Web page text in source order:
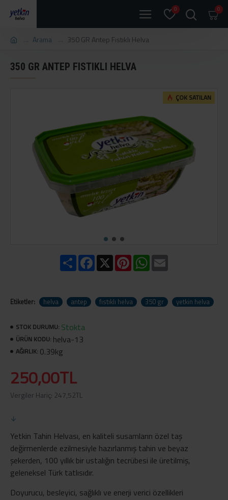
0 0
Arama 350 GR Antep Fıstıklı Helva
350 GR ANTEP FISTIKLI HELVA
ÇOK SATILAN
ShareFacebook
X PinterestWhatsApp
Email
Etiketler: helva antep fıstıklı helva 350 gr yetkin helva
STOK DURUMU: Stokta
ÜRÜN KODU: helva-13
AĞIRLIK: 0.39kg
250,00TL
Vergiler Hariç: 247,52TL
Yetkin Tahin Helvası, en kaliteli susamların özel taş
değirmenlerde ezilmesiyle hazırlanmış tahin ve beyaz
şekerden, 100 yıllık bir ustalığın tecrübesi ile üretilmiş,
geleneksel Türk tatlısıdır.
Doyurucu, besleyici, sağlıklı ve enerji verici özellikleri